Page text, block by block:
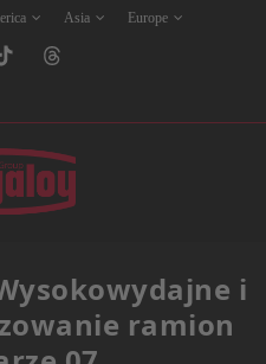
Asia Europe
i
ramion